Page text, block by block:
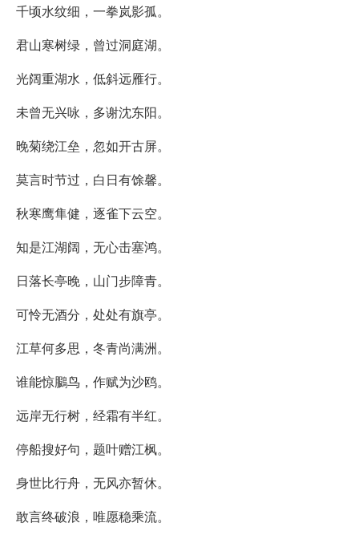
千顷水纹细，一拳岚影孤。
君山寒树绿，曾过洞庭湖。
光阔重湖水，低斜远雁行。
未曾无兴咏，多谢沈东阳。
晚菊绕江垒，忽如开古屏。
莫言时节过，白日有馀馨。
秋寒鹰隼健，逐雀下云空。
知是江湖阔，无心击塞鸿。
日落长亭晚，山门步障青。
可怜无酒分，处处有旗亭。
江草何多思，冬青尚满洲。
谁能惊鵩鸟，作赋为沙鸥。
远岸无行树，经霜有半红。
停船搜好句，题叶赠江枫。
身世比行舟，无风亦暂休。
敢言终破浪，唯愿稳乘流。